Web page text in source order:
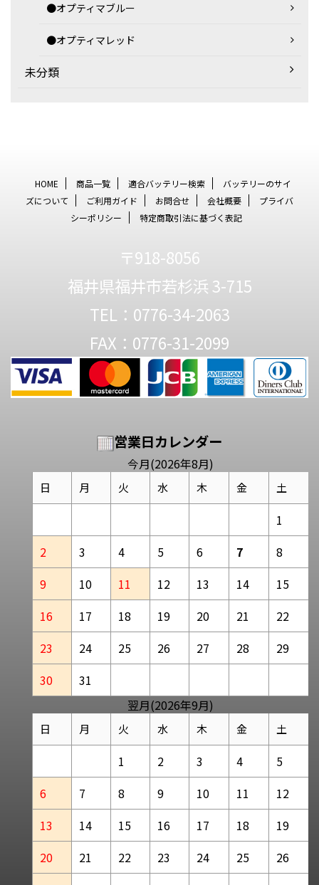
●オプティマブルー
●オプティマレッド
未分類
HOME 商品一覧 適合バッテリー検索
バッテリーのサイ
ズについて
ご利用ガイド お問合せ 会社概要
プライバ
シーポリシー
特定商取引法に基づく表記
〒918-8056
福井県福井市若杉浜 3-715
TEL：0776-34-2063
FAX：0776-31-2099
営業日カレンダー
今月(2026年8月)
日 月 火 水 木 金 土
1
2
3 4 5 6 7
8
9
10 11 12 13 14
15
16
17 18 19 20 21
22
23
24 25 26 27 28
29
30
31
翌月(2026年9月)
日 月 火 水 木 金 土
1 2 3 4
5
6
7 8 9 10 11
12
13
14 15 16 17 18
19
20
21 22 23 24 25
26